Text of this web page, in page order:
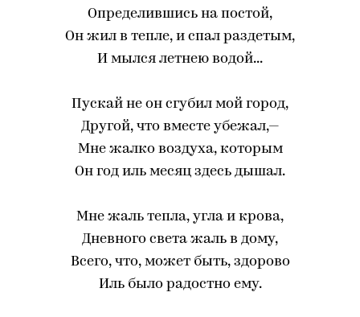
Определившись на постой,
Он жил в тепле, и спал раздетым,
И мылся летнею водой...
Пускай не он сгубил мой город,
Другой, что вместе убежал,—
Мне жалко воздуха, которым
Он год иль месяц здесь дышал.
Мне жаль тепла, угла и крова,
Дневного света жаль в дому,
Всего, что, может быть, здорово
Иль было радостно ему.